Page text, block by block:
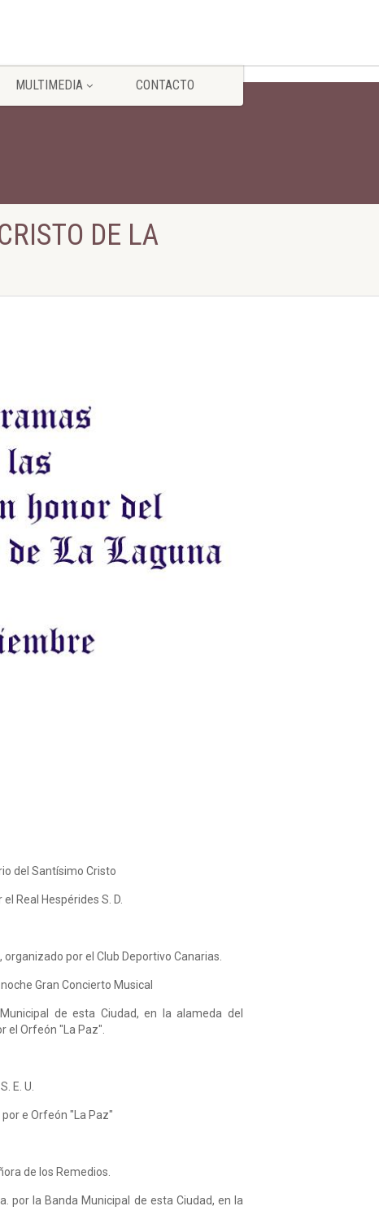
MULTIMEDIA CONTACTO
DE LA
del Santísimo Cristo
Real Hespérides S. D.
organizado por el Club Deportivo Canarias.
Gran Concierto Musical
de esta Ciudad, en la alameda del
el Orfeón "La Paz".
E. U.
e Orfeón "La Paz"
de los Remedios.
por la Banda Municipal de esta Ciudad, en la